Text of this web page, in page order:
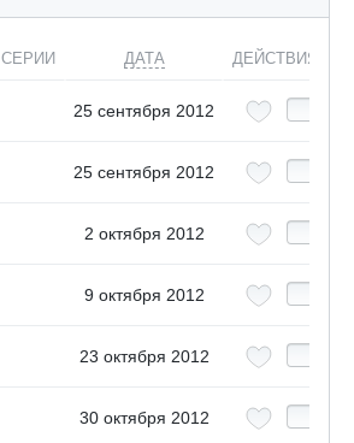
ДАТА ДЕЙСТВИЯ
25 сентября 2012
25 сентября 2012
2 октября 2012
9 октября 2012
23 октября 2012
30 октября 2012